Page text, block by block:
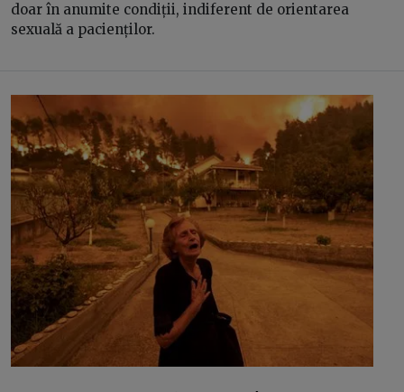
doar în anumite condiții, indiferent de orientarea
sexuală a pacienților.